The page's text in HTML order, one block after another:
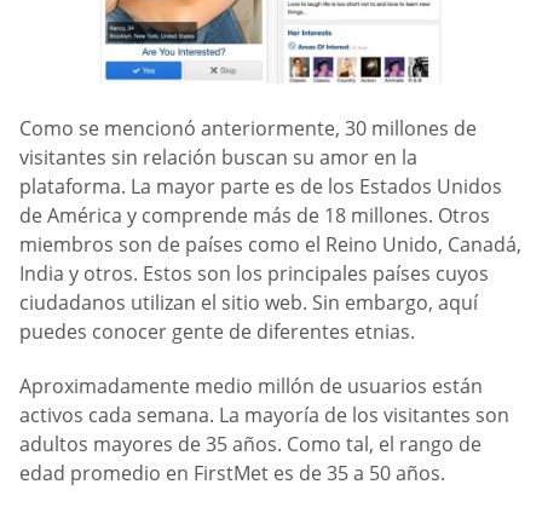
Como se mencionó anteriormente, 30 millones de
visitantes sin relación buscan su amor en la
plataforma. La mayor parte es de los Estados Unidos
de América y comprende más de 18 millones. Otros
miembros son de países como el Reino Unido, Canadá,
India y otros. Estos son los principales países cuyos
ciudadanos utilizan el sitio web. Sin embargo, aquí
puedes conocer gente de diferentes etnias.
Aproximadamente medio millón de usuarios están
activos cada semana. La mayoría de los visitantes son
adultos mayores de 35 años. Como tal, el rango de
edad promedio en FirstMet es de 35 a 50 años.